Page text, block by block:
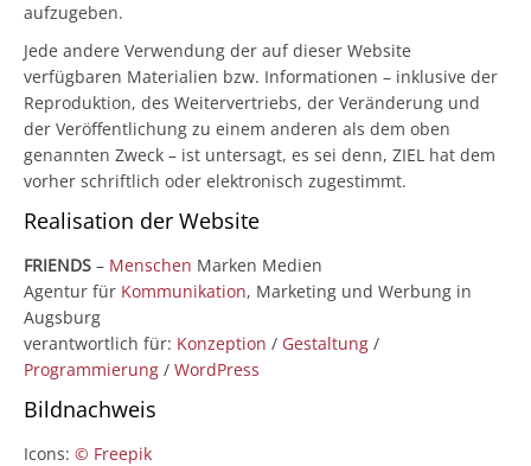
aufzugeben.
Jede andere Verwendung der auf dieser Website
verfügbaren Materialien bzw. Informationen – inklusive der
Reproduktion, des Weitervertriebs, der Veränderung und
der Veröffentlichung zu einem anderen als dem oben
genannten Zweck – ist untersagt, es sei denn, ZIEL hat dem
vorher schriftlich oder elektronisch zugestimmt.
Realisation der Website
FRIENDS – Menschen Marken Medien
Agentur für Kommunikation, Marketing und Werbung in
Augsburg
verantwortlich für: Konzeption / Gestaltung /
Programmierung / WordPress
Bildnachweis
Icons: © Freepik